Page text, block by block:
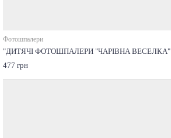
Фотошпалери
"ДИТЯЧІ ФОТОШПАЛЕРИ "ЧАРІВНА ВЕСЕЛКА"
477 грн